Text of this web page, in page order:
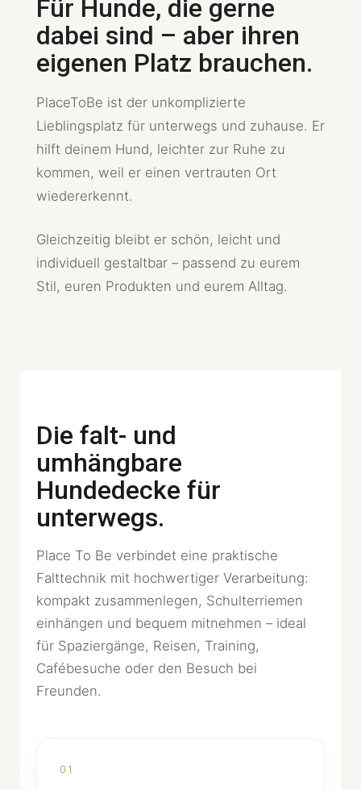
Für Hunde, die gerne
dabei sind – aber ihren
eigenen Platz brauchen.
PlaceToBe ist der unkomplizierte
Lieblingsplatz für unterwegs und zuhause. Er
hilft deinem Hund, leichter zur Ruhe zu
kommen, weil er einen vertrauten Ort
wiedererkennt.
Gleichzeitig bleibt er schön, leicht und
individuell gestaltbar – passend zu eurem
Stil, euren Produkten und eurem Alltag.
Die falt- und
umhängbare
Hundedecke für
unterwegs.
Place To Be verbindet eine praktische
Falttechnik mit hochwertiger Verarbeitung:
kompakt zusammenlegen, Schulterriemen
einhängen und bequem mitnehmen – ideal
für Spaziergänge, Reisen, Training,
Cafébesuche oder den Besuch bei
Freunden.
01